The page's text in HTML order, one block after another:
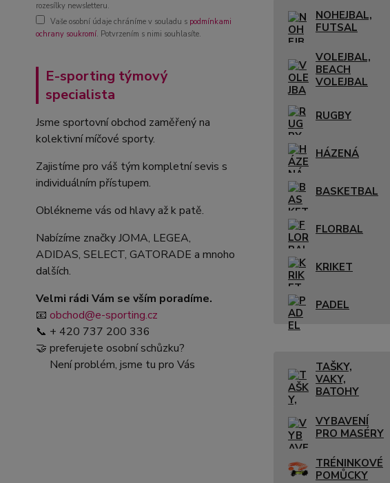
rozesílky newsletteru.
Vaše osobní údaje chráníme v souladu s podmínkami
ochrany soukromí. Potvrzením s nimi souhlasíte.
E-sporting týmový
specialista
Jsme sportovní obchod zaměřený na
kolektivní míčové sporty.
Zajistíme pro váš tým kompletní sevis s
individuálním přístupem.
Oblékneme vás od hlavy až k patě.
Nabízíme značky JOMA, LEGEA,
ADIDAS, SELECT, GATORADE a mnoho
dalších.
Velmi rádi Vám se vším poradíme.
📧 obchod@e-sporting.cz
📞 + 420 737 200 336
🤝 preferujete osobní schůzku?
Není problém, jsme tu pro Vás
NOHEJBAL,
FUTSAL
VOLEJBAL,
BEACH
VOLEJBAL
RUGBY
HÁZENÁ
BASKETBAL
FLORBAL
KRIKET
PADEL
TAŠKY,
VAKY,
BATOHY
VYBAVENÍ
PRO MASÉRY
TRÉNINKOVÉ
POMŮCKY